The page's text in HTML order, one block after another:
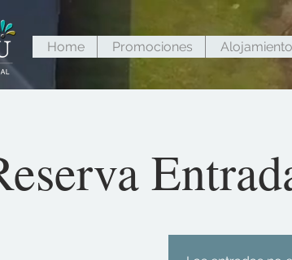
Home Promociones